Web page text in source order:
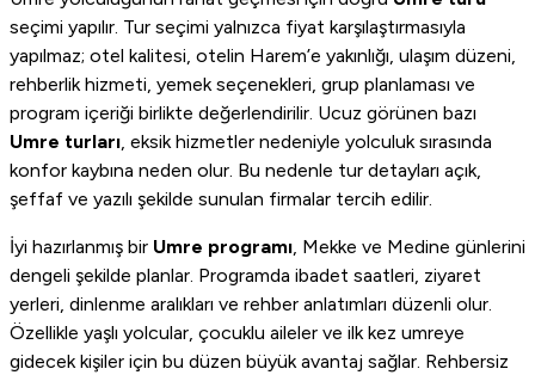
seçimi yapılır. Tur seçimi yalnızca fiyat karşılaştırmasıyla
yapılmaz; otel kalitesi, otelin Harem’e yakınlığı, ulaşım düzeni,
rehberlik hizmeti, yemek seçenekleri, grup planlaması ve
program içeriği birlikte değerlendirilir. Ucuz görünen bazı
Umre turları, eksik hizmetler nedeniyle yolculuk sırasında
konfor kaybına neden olur. Bu nedenle tur detayları açık,
şeffaf ve yazılı şekilde sunulan firmalar tercih edilir.
İyi hazırlanmış bir Umre programı, Mekke ve Medine günlerini
dengeli şekilde planlar. Programda ibadet saatleri, ziyaret
yerleri, dinlenme aralıkları ve rehber anlatımları düzenli olur.
Özellikle yaşlı yolcular, çocuklu aileler ve ilk kez umreye
gidecek kişiler için bu düzen büyük avantaj sağlar. Rehbersiz